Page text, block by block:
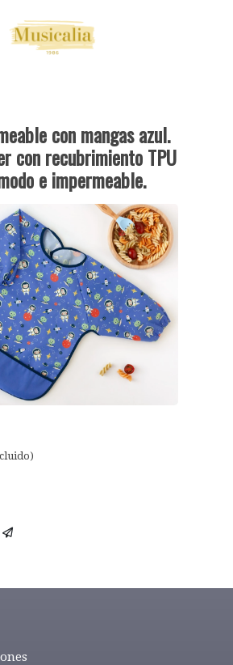
con mangas azul.
con recubrimiento TPU
e impermeable.